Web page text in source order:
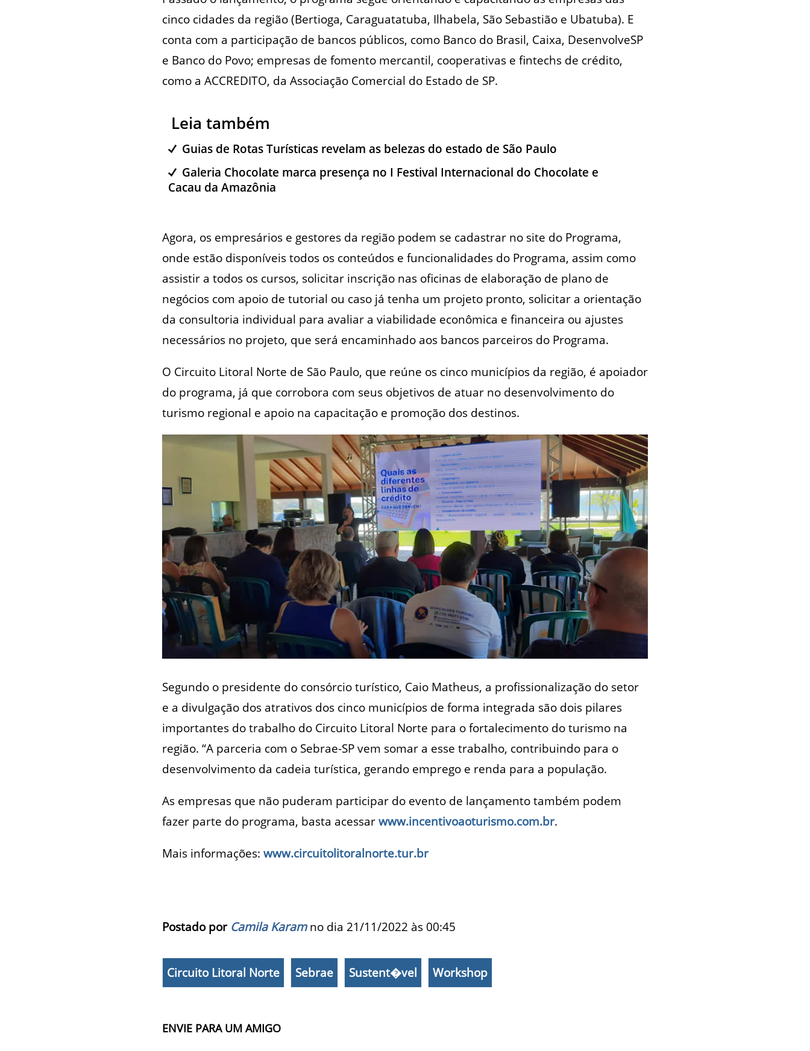
cinco cidades da região (Bertioga, Caraguatatuba, Ilhabela, São Sebastião e Ubatuba). E
conta com a participação de bancos públicos, como Banco do Brasil, Caixa, DesenvolveSP
e Banco do Povo; empresas de fomento mercantil, cooperativas e fintechs de crédito,
como a ACCREDITO, da Associação Comercial do Estado de SP.
Leia também
Guias de Rotas Turísticas revelam as belezas do estado de São Paulo
Galeria Chocolate marca presença no I Festival Internacional do Chocolate e
Cacau da Amazônia
Agora, os empresários e gestores da região podem se cadastrar no site do Programa,
onde estão disponíveis todos os conteúdos e funcionalidades do Programa, assim como
assistir a todos os cursos, solicitar inscrição nas oficinas de elaboração de plano de
negócios com apoio de tutorial ou caso já tenha um projeto pronto, solicitar a orientação
da consultoria individual para avaliar a viabilidade econômica e financeira ou ajustes
necessários no projeto, que será encaminhado aos bancos parceiros do Programa.
O Circuito Litoral Norte de São Paulo, que reúne os cinco municípios da região, é apoiador
do programa, já que corrobora com seus objetivos de atuar no desenvolvimento do
turismo regional e apoio na capacitação e promoção dos destinos.
Segundo o presidente do consórcio turístico, Caio Matheus, a profissionalização do setor
e a divulgação dos atrativos dos cinco municípios de forma integrada são dois pilares
importantes do trabalho do Circuito Litoral Norte para o fortalecimento do turismo na
região. “A parceria com o Sebrae-SP vem somar a esse trabalho, contribuindo para o
desenvolvimento da cadeia turística, gerando emprego e renda para a população.
As empresas que não puderam participar do evento de lançamento também podem
fazer parte do programa, basta acessarwww.incentivoaoturismo.com.br.
Mais informações: www.circuitolitoralnorte.tur.br
Postado por Camila Karam no dia 21/11/2022 às 00:45
Circuito Litoral Norte Sebrae Sustent�vel Workshop
ENVIE PARA UM AMIGO